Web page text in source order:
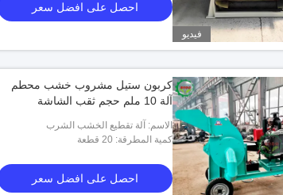
فيديو
احصل على افضل سعر
كربون ستيل مشروب خشب محطم
آلة 10 ملم حجم ثقب الشاشة
الاسم: آلة تقطيع الخشب الشرب
كمية المطرقة: 20 قطعة
احصل على افضل سعر